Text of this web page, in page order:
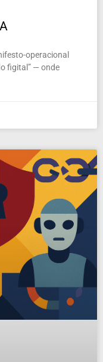
operacional
figital” — onde